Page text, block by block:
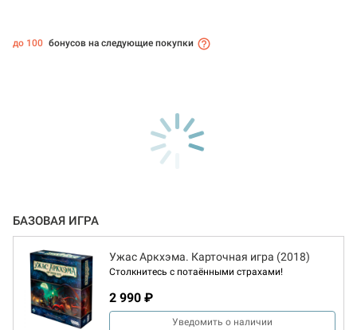
до 100 бонусов на следующие покупки
БАЗОВАЯ ИГРА
Ужас Аркхэма. Карточная игра (2018)
Столкнитесь с потаёнными страхами!
2 990 ₽
Уведомить о наличии